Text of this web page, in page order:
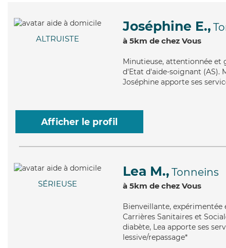
ALTRUISTE
Joséphine E.,
à 5km de chez Vous
Minutieuse, attentionnée et
d'Etat d'aide-soignant (AS).
Joséphine apporte ses
Afficher le profil
SÉRIEUSE
Lea M., Tonneins
à 5km de chez Vous
Bienveillante, expérimentée
Carrières Sanitaires et
diabète, Lea apporte ses
lessive/repassage*